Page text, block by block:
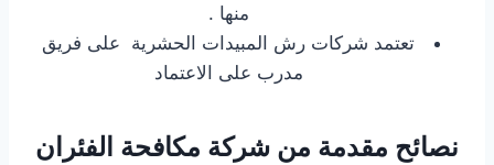
منها .
تعتمد شركات رش المبيدات الحشرية على فريق
مدرب على الاعتماد
نصائح مقدمة من شركة مكافحة الفئران